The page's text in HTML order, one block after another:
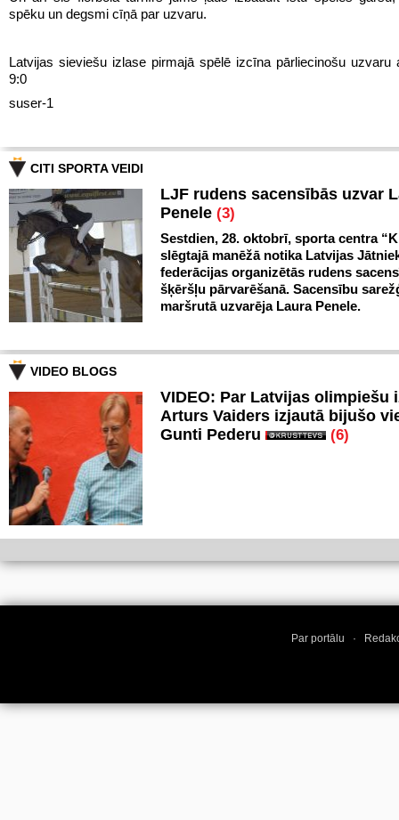
spēku un degsmi cīņā par uzvaru.
Latvijas sieviešu izlase pirmajā spēlē izcīna pārliecinošu uzvaru
9:0
suser-1
CITI SPORTA VEIDI
LJF rudens sacensībās uzvar
Penele (3)
Sestdien, 28. oktobrī, sporta centra
slēgtajā manēžā notika Latvijas
federācijas organizētās rudens
šķēršļu pārvarēšanā. Sacensību
maršrutā uzvarēja Laura Penele.
VIDEO BLOGS
VIDEO: Par Latvijas olimpiešu
Arturs Vaiders izjautā bijušo
Gunti Pederu
(6)
Par portālu ·